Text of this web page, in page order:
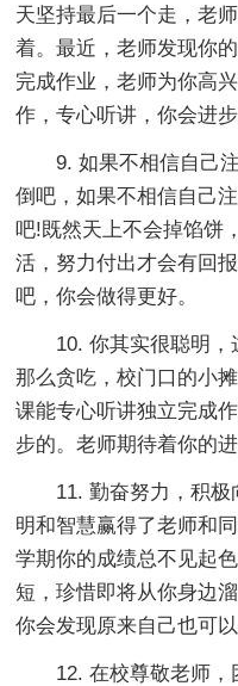
天坚持最后一个走，老
着。最近，老师发现你
完成作业，老师为你高
作，专心听讲，你会进
9. 如果不相信自己
倒吧，如果不相信自己
吧!既然天上不会掉馅饼
活，努力付出才会有回
吧，你会做得更好。
10. 你其实很聪明
那么贪吃，校门口的小
课能专心听讲独立完成
步的。老师期待着你的进
11. 勤奋努力，积
明和智慧赢得了老师和
学期你的成绩总不见起
短，珍惜即将从你身边
你会发现原来自己也可
12. 在校尊敬老师